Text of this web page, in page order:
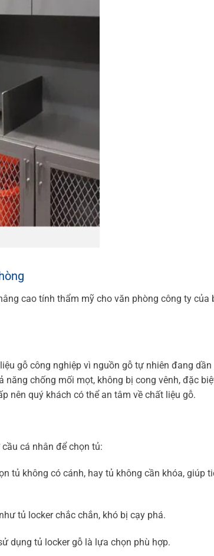
cao tính thẩm mỹ cho văn phòng công ty của
gỗ công nghiệp vì nguồn gỗ tự nhiên đang dần
năng chống mối mọt, không bị cong vênh, đặc
nên quý khách có thể an tâm về chất liệu gỗ.
cá nhân để chọn tủ:
tủ không có cánh, hay tủ không cần khóa, giúp
tủ locker chắc chắn, khó bị cạy phá.
dụng tủ locker gỗ là lựa chọn phù hợp.